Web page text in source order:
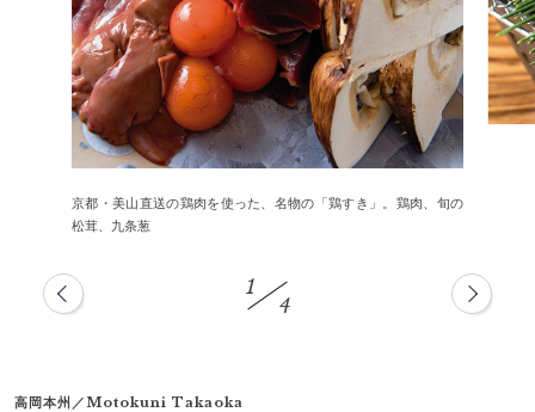
京都・美山直送の鶏肉を使った、名物の「鶏すき」。鶏肉、旬の
松茸、九条葱
1
4
高岡本州／Motokuni Takaoka